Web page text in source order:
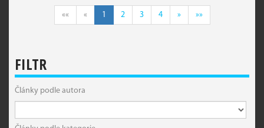
«« « 1 2 3 4 » »»
FILTR
Články podle autora